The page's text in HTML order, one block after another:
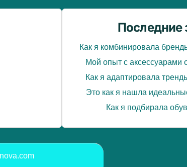
Последние
Как я комбинировала
Мой опыт с аксессуарами
Как я адаптировала
Это как я нашла
Как я подбирала